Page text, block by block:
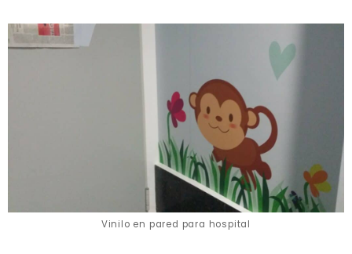
Vinilo en pared para hospital